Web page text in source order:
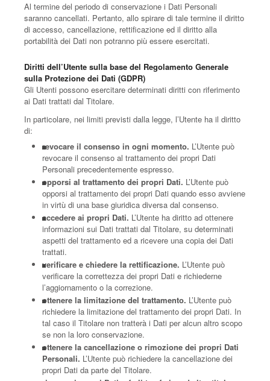
Al termine del periodo di conservazione i Dati Personali
saranno cancellati. Pertanto, allo spirare di tale termine il diritto
di accesso, cancellazione, rettificazione ed il diritto alla
portabilità dei Dati non potranno più essere esercitati.
Diritti dell’Utente sulla base del Regolamento Generale
sulla Protezione dei Dati (GDPR)
Gli Utenti possono esercitare determinati diritti con riferimento
ai Dati trattati dal Titolare.
In particolare, nei limiti previsti dalla legge, l’Utente ha il diritto
di:
revocare il consenso in ogni momento. L’Utente può
revocare il consenso al trattamento dei propri Dati
Personali precedentemente espresso.
opporsi al trattamento dei propri Dati. L’Utente può
opporsi al trattamento dei propri Dati quando esso avviene
in virtù di una base giuridica diversa dal consenso.
accedere ai propri Dati. L’Utente ha diritto ad ottenere
informazioni sui Dati trattati dal Titolare, su determinati
aspetti del trattamento ed a ricevere una copia dei Dati
trattati.
verificare e chiedere la rettificazione. L’Utente può
verificare la correttezza dei propri Dati e richiederne
l’aggiornamento o la correzione.
ottenere la limitazione del trattamento. L’Utente può
richiedere la limitazione del trattamento dei propri Dati. In
tal caso il Titolare non tratterà i Dati per alcun altro scopo
se non la loro conservazione.
ottenere la cancellazione o rimozione dei propri Dati
Personali. L’Utente può richiedere la cancellazione dei
propri Dati da parte del Titolare.